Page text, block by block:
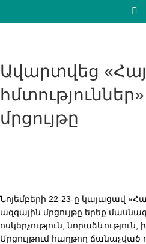
Ավարտվեց «Հայաստանի
մրցույթը
Նոյեմբերի 22-23-ը կայացավ
ազգային մրցույթը երեք
ոսկերչություն,
Մրցույթում հաղթող ճանաչված